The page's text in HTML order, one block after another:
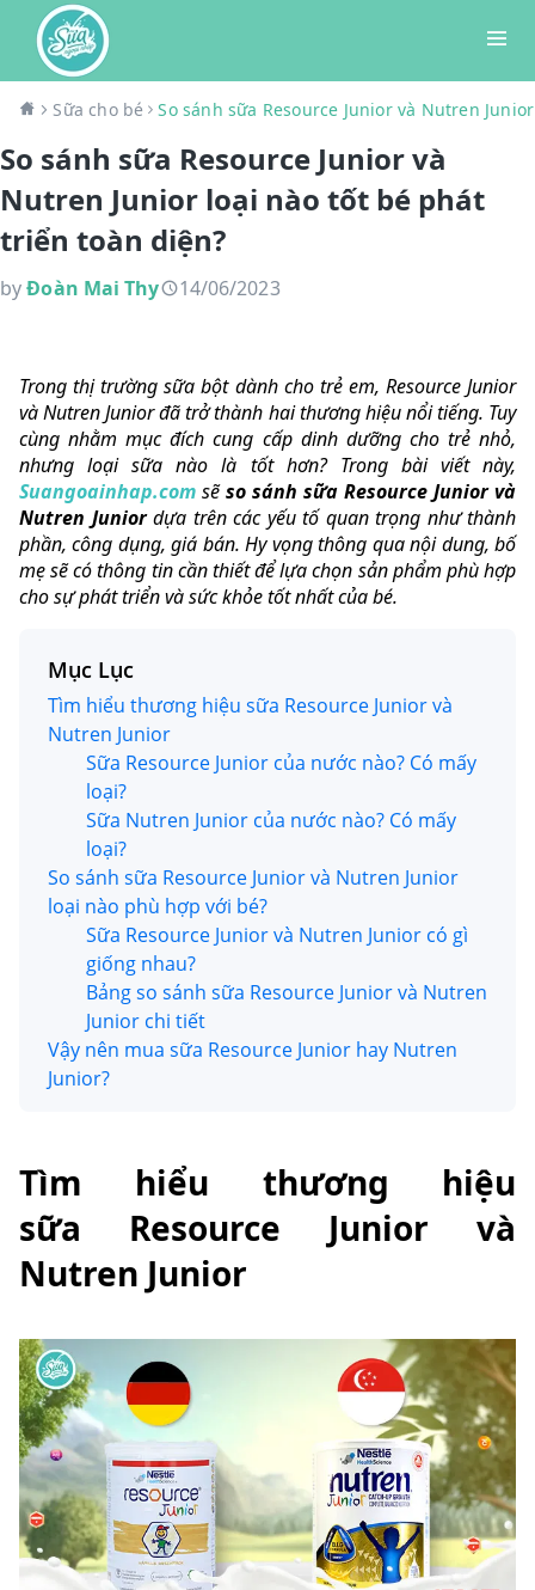
Sữa cho bé So sánh sữa Resource Junior và Nutren
So sánh sữa Resource Junior và
Nutren Junior loại nào tốt bé phát
triển toàn diện?
byĐoàn Mai Thy 14/06/2023
Trong thị trường sữa bột dành cho trẻ em, Resource Junior
và Nutren Junior đã trở thành hai thương hiệu nổi tiếng. Tuy
cùng nhằm mục đích cung cấp dinh dưỡng cho trẻ nhỏ,
nhưng loại sữa nào là tốt hơn? Trong bài viết này,
Suangoainhap.com sẽso sánh sữa Resource Junior và
Nutren Juniordựa trên các yếu tố quan trọng như thành
phần, công dụng, giá bán. Hy vọng thông qua nội dung, bố
mẹ sẽ có thông tin cần thiết để lựa chọn sản phẩm phù hợp
cho sự phát triển và sức khỏe tốt nhất của bé.
Mục Lục
Tìm hiểu thương hiệu sữa Resource Junior và
Nutren Junior
Sữa Resource Junior của nước nào? Có mấy
loại?
Sữa Nutren Junior của nước nào? Có mấy
loại?
So sánh sữa Resource Junior và Nutren Junior
loại nào phù hợp với bé?
Sữa Resource Junior và Nutren Junior có gì
giống nhau?
Bảng so sánh sữa Resource Junior và Nutren
Junior chi tiết
Vậy nên mua sữa Resource Junior hay Nutren
Junior?
Tìm hiểu thương hiệu
sữa Resource Junior và
Nutren Junior